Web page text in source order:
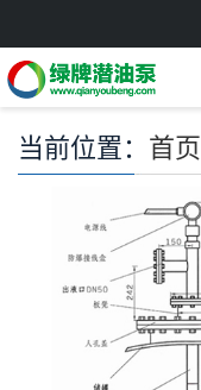
当前位置： 首页